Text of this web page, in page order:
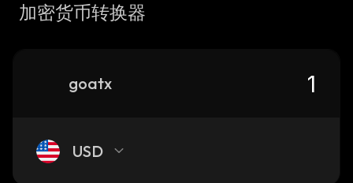
加密货币转换器
goatx
USD